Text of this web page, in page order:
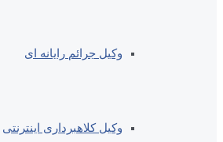
وکیل جرائم رایانه ای
وکیل کلاهبرداری اینترنتی